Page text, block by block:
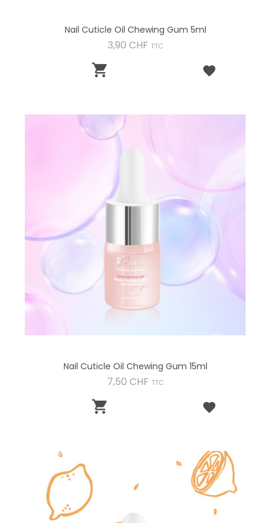
Nail Cuticle Oil Chewing Gum 5ml
3,90 CHF Preis
TTC

Nail Cuticle Oil Chewing Gum 15ml
7,50 CHF Preis
TTC
